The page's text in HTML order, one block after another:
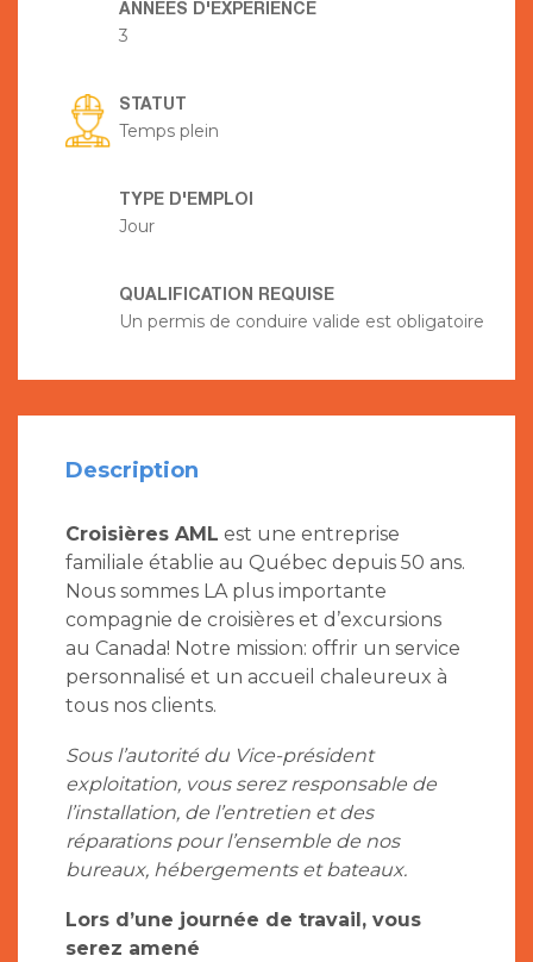
ANNÉES D'EXPÉRIENCE
3
STATUT
Temps plein
TYPE D'EMPLOI
Jour
QUALIFICATION REQUISE
Un permis de conduire valide est obligatoire
Description
Croisières AML est une entreprise
familiale établie au Québec depuis 50 ans.
Nous sommes LA plus importante
compagnie de croisières et d’excursions
au Canada! Notre mission: offrir un service
personnalisé et un accueil chaleureux à
tous nos clients.
Sous l’autorité du Vice-président
exploitation, vous serez responsable de
l’installation, de l’entretien et des
réparations pour l’ensemble de nos
bureaux, hébergements et bateaux.
Lors d’une journée de travail, vous
serez amené